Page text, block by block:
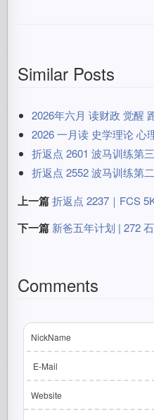
Similar Posts
2026年六月 读财政 觉醒
2026 一月读 史学理论 心
折返点 2601 波马训练第
折返点 2552 波马训练第
上一篇 折返点 2237｜FCS
下一篇 新爸五年计划 | 272
Comments
NickName
E-Mail
Website